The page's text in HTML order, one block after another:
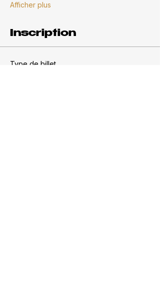
Afficher plus
Inscription
Type de billet